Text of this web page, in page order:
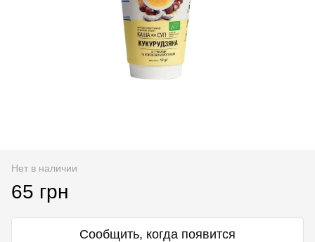
Нет в наличии
65 грн
Сообщить, когда появится